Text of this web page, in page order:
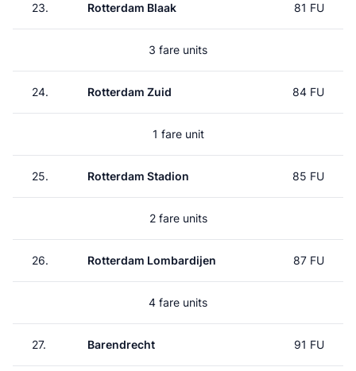
23. Rotterdam Blaak 81 FU
3 fare units
24. Rotterdam Zuid 84 FU
1 fare unit
25. Rotterdam Stadion 85 FU
2 fare units
26. Rotterdam Lombardijen 87 FU
4 fare units
27. Barendrecht 91 FU